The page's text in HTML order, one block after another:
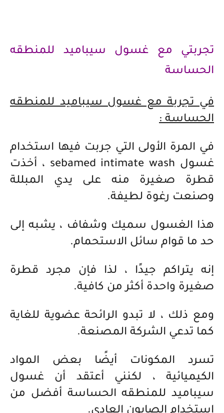
تجربتي مع غسول سيباميد للمنطقه
الحساسة
في تجربة مع غسول سيباميد للمنطقه
الحساسة :
في المرة الأولى التي جربت فيها استخدام
غسول sebamed intimate wash ، أخذت
قطرة صغيرة منه على يدي المبللة
وصنعت رغوة لطيفة.
هذا الغسول سميك وشفاف ، يشبه إلى
حد ما قوام سائل الاستحمام.
إنه يتراكم جيدًا ، لذا فإن مجرد قطرة
صغيرة واحدة أكثر من كافية.
ومع ذلك ، لا تبدو الرائحة عضوية للغاية
كما تدعي الشركة المصنعة.
تسرد المكونات أيضًا بعض المواد
الكيميائية ، لكنني أعتقد أن غسول
سيباميد للمنطقه الحساسة أفضل من